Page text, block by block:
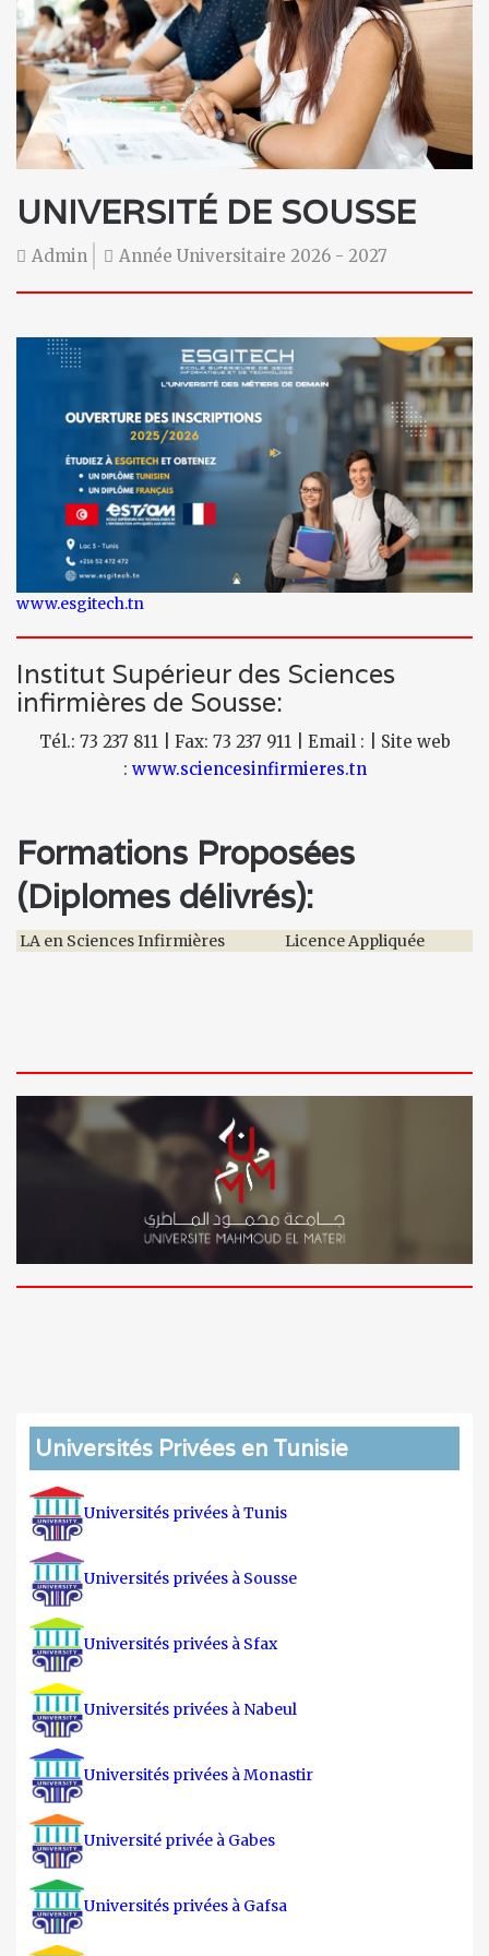
UNIVERSITÉ DE SOUSSE
Admin Année Universitaire 2026 - 2027
www.esgitech.tn
Institut Supérieur des Sciences
infirmières de Sousse:
Tél.: 73 237 811 | Fax: 73 237 911 | Email : | Site web
: www.sciencesinfirmieres.tn
Formations Proposées
(Diplomes délivrés):
LA en Sciences Infirmières Licence Appliquée
Universités Privées en Tunisie
Universités privées à Tunis
Universités privées à Sousse
Universités privées à Sfax
Universités privées à Nabeul
Universités privées à Monastir
Université privée à Gabes
Universités privées à Gafsa